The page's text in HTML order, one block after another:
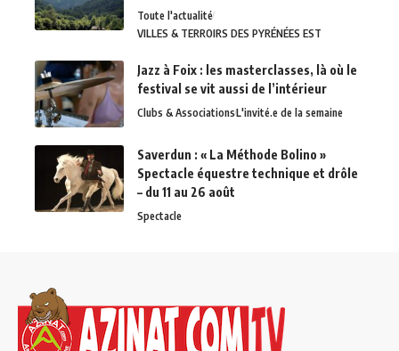
Toute l'actualité
VILLES & TERROIRS DES PYRÉNÉES EST
Jazz à Foix : les masterclasses, là où le
festival se vit aussi de l’intérieur
Clubs & AssociationsL'invité.e de la semaine
Saverdun : « La Méthode Bolino »
Spectacle équestre technique et drôle
– du 11 au 26 août
Spectacle